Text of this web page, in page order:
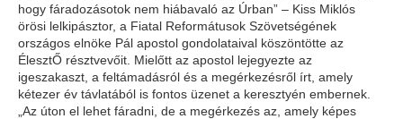
hogy fáradozásotok nem hiábavaló az Úrban” – Kiss Miklós
örösi lelkipásztor, a Fiatal Reformátusok Szövetségének
országos elnöke Pál apostol gondolataival köszöntötte az
ÉlesztŐ résztvevőit. Mielőtt az apostol lejegyezte az
igeszakaszt, a feltámadásról és a megérkezésről írt, amely
kétezer év távlatából is fontos üzenet a keresztyén embernek.
„Az úton el lehet fáradni, de a megérkezés az, amely képes